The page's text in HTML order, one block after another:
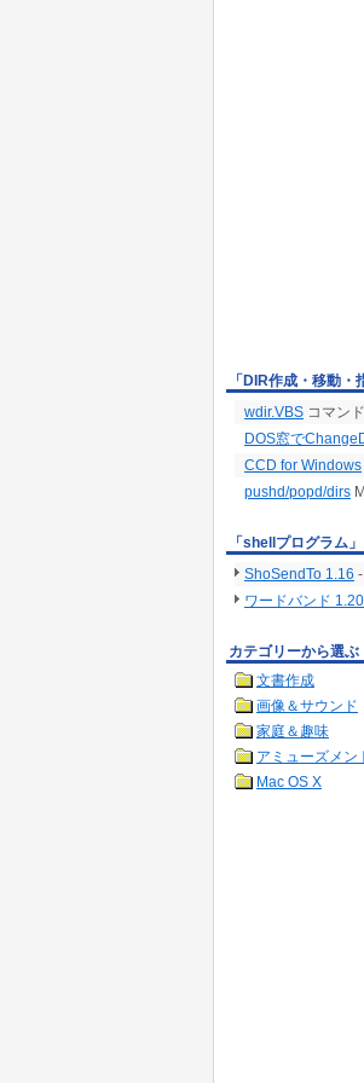
「DIR作成・移動
wdir.VBS コマン
DOS窓で
CCD for Windows
pushd/popd/dirs
「shellプログラム
ShoSendTo 1.16
ワードバンド 1.20
カテゴリーから選ぶ
文書作成
画像＆サウンド
家庭＆趣味
アミューズメン
Mac OS X